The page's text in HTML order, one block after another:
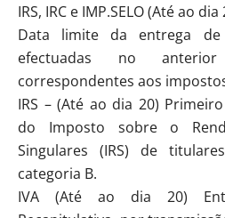
IRS, IRC e IMP.SELO (Até ao dia
Data limite da entrega de
efectuadas no
correspondentes aos
IRS – (Até ao dia 20)
do Imposto sobre o
Singulares (IRS) de
categoria B.
IVA (Até ao dia 20)